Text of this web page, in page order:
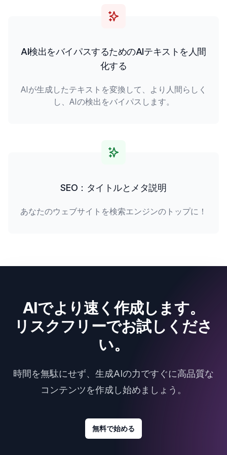
AI検出をバイパスするためのAIテキストを人間
化する
AIが生成したテキストを変換して、より人間らしく
し、AIの検出をバイパスします。
SEO：タイトルとメタ説明
あなたのウェブサイトを検索エンジンのトップに！
AIでより速く作成します。
リスクフリーでお試しくださ
い。
時間を無駄にせず、生成AIの力ですぐに高品質な
コンテンツを作成し始めましょう。
無料で始める